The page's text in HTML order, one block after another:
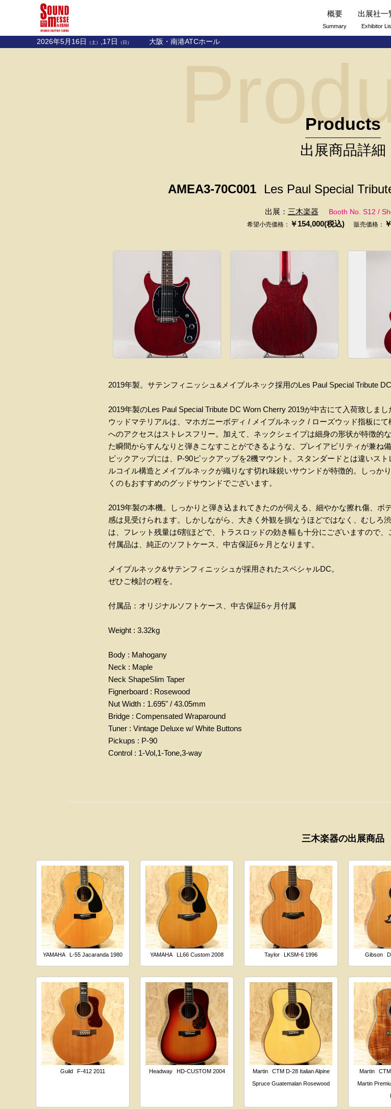
概要
Summary
出展社一
Exhibitor
2026年5月16日 （土） ,17日 （日） 大阪・南港ATCホール
Products
出展商品詳細
AMEA3-70C001 Les Paul Special
出展： 三木楽器 Booth No. S12 /
希望小売価格： ￥154,000(税込) 販売価格：
2019年製。サテンフィニッシュ&メイプルネック採用のLes Paul Special Tribute
2019年製のLes Paul Special Tribute DC Worn Cherry 2019が中古にて入荷致しまし
ウッドマテリアルは、マホガニーボディ / メイプルネック / ローズウッド指板に
へのアクセスはストレスフリー。加えて、ネックシェイプは細身の形状が特徴的
た瞬間からすんなりと弾きこなすことができるような、プレイアビリティが兼ね
ピックアップには、P-90ピックアップを2機マウント。スタンダードとは違いス
ルコイル構造とメイプルネックが織りなす切れ味鋭いサウンドが特徴的。しっか
くのもおすすめのグッドサウンドでございます。
2019年製の本機。しっかりと弾き込まれてきたのが伺える、細やかな擦れ傷、
感は見受けられます。しかしながら、大きく外観を損なうほどではなく、むしろ
は、フレット残量は6割ほどで、トラスロッドの効き幅も十分にございますので
付属品は、純正のソフトケース、中古保証6ヶ月となります。
メイプルネック&サテンフィニッシュが採用されたスペシャルDC。
ぜひご検討の程を。
付属品：オリジナルソフトケース、中古保証6ヶ月付属
Weight : 3.32kg
Body : Mahogany
Neck : Maple
Neck ShapeSlim Taper
Fignerboard : Rosewood
Nut Width : 1.695" / 43.05mm
Bridge : Compensated Wraparound
Tuner : Vintage Deluxe w/ White Buttons
Pickups : P-90
Control : 1-Vol,1-Tone,3-way
三木楽器の出展商品
YAMAHA L-55 Jacaranda 1980 YAMAHA LL66 Custom 2008 Taylor LKSM-6 1996 Gibson
Guild F-412 2011 Headway HD-CUSTOM 2004 Martin
CTM D-28 Italian Alpine
Spruce Guatemalan Rosewood
Martin
Martin